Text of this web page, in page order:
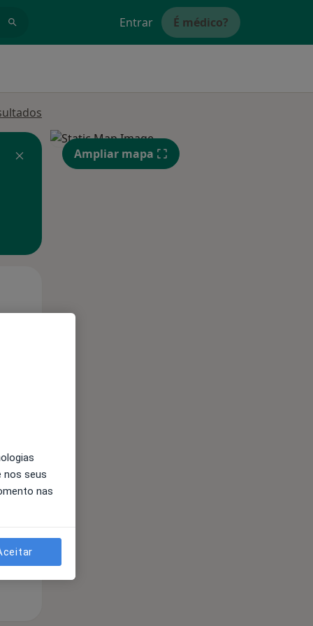
Entrar É médico?
13 Ago
Ampliar mapa
nos seus
nas